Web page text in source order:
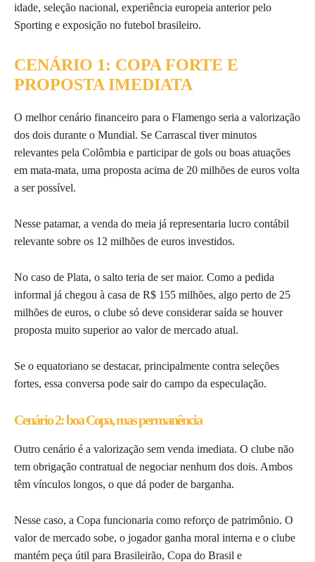
idade, seleção nacional, experiência europeia anterior pelo
Sporting e exposição no futebol brasileiro.
CENÁRIO 1: COPA FORTE E
PROPOSTA IMEDIATA
O melhor cenário financeiro para o Flamengo seria a valorização
dos dois durante o Mundial. Se Carrascal tiver minutos
relevantes pela Colômbia e participar de gols ou boas atuações
em mata-mata, uma proposta acima de 20 milhões de euros volta
a ser possível.
Nesse patamar, a venda do meia já representaria lucro contábil
relevante sobre os 12 milhões de euros investidos.
No caso de Plata, o salto teria de ser maior. Como a pedida
informal já chegou à casa de R$ 155 milhões, algo perto de 25
milhões de euros, o clube só deve considerar saída se houver
proposta muito superior ao valor de mercado atual.
Se o equatoriano se destacar, principalmente contra seleções
fortes, essa conversa pode sair do campo da especulação.
Cenário 2: boa Copa, mas permanência
Outro cenário é a valorização sem venda imediata. O clube não
tem obrigação contratual de negociar nenhum dos dois. Ambos
têm vínculos longos, o que dá poder de barganha.
Nesse caso, a Copa funcionaria como reforço de patrimônio. O
valor de mercado sobe, o jogador ganha moral interna e o clube
mantém peça útil para Brasileirão, Copa do Brasil e